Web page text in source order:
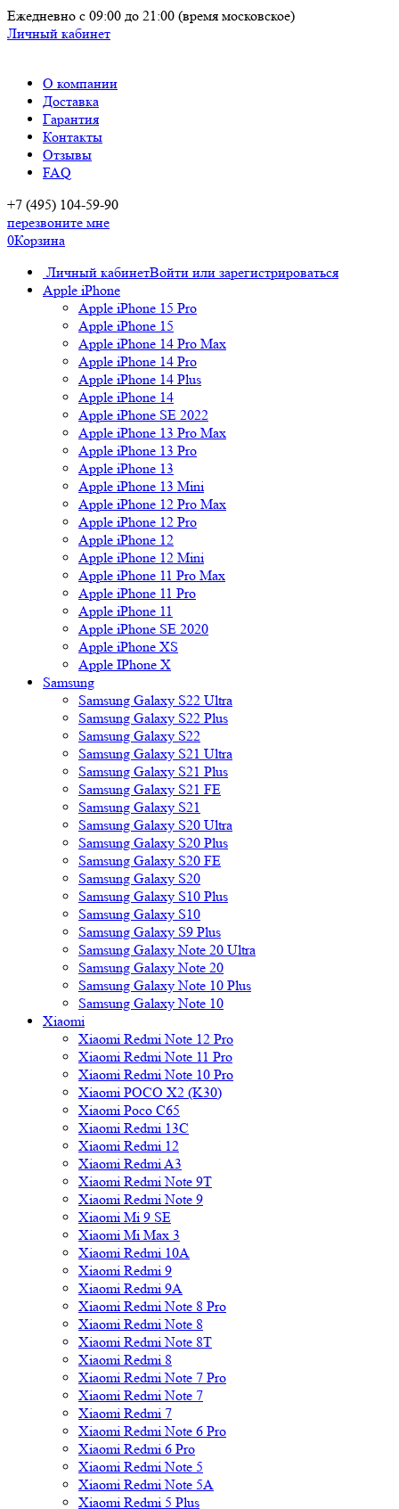
Ежедневно с 09:00 до 21:00 (время московское)
Личный кабинет
О компании
Доставка
Гарантия
Контакты
Отзывы
FAQ
+7 (495) 104-59-90
перезвоните мне
0Корзина
Личный кабинетВойти или зарегистрироваться
Apple iPhone
Apple iPhone 15 Pro
Apple iPhone 15
Apple iPhone 14 Pro Max
Apple iPhone 14 Pro
Apple iPhone 14 Plus
Apple iPhone 14
Apple iPhone SE 2022
Apple iPhone 13 Pro Max
Apple iPhone 13 Pro
Apple iPhone 13
Apple iPhone 13 Mini
Apple iPhone 12 Pro Max
Apple iPhone 12 Pro
Apple iPhone 12
Apple iPhone 12 Mini
Apple iPhone 11 Pro Max
Apple iPhone 11 Pro
Apple iPhone 11
Apple iPhone SE 2020
Apple iPhone XS
Apple IPhone X
Samsung
Samsung Galaxy S22 Ultra
Samsung Galaxy S22 Plus
Samsung Galaxy S22
Samsung Galaxy S21 Ultra
Samsung Galaxy S21 Plus
Samsung Galaxy S21 FE
Samsung Galaxy S21
Samsung Galaxy S20 Ultra
Samsung Galaxy S20 Plus
Samsung Galaxy S20 FE
Samsung Galaxy S20
Samsung Galaxy S10 Plus
Samsung Galaxy S10
Samsung Galaxy S9 Plus
Samsung Galaxy Note 20 Ultra
Samsung Galaxy Note 20
Samsung Galaxy Note 10 Plus
Samsung Galaxy Note 10
Xiaomi
Xiaomi Redmi Note 12 Pro
Xiaomi Redmi Note 11 Pro
Xiaomi Redmi Note 10 Pro
Xiaomi POCO X2 (K30)
Xiaomi Poco C65
Xiaomi Redmi 13C
Xiaomi Redmi 12
Xiaomi Redmi A3
Xiaomi Redmi Note 9T
Xiaomi Redmi Note 9
Xiaomi Mi 9 SE
Xiaomi Mi Max 3
Xiaomi Redmi 10A
Xiaomi Redmi 9
Xiaomi Redmi 9A
Xiaomi Redmi Note 8 Pro
Xiaomi Redmi Note 8
Xiaomi Redmi Note 8T
Xiaomi Redmi 8
Xiaomi Redmi Note 7 Pro
Xiaomi Redmi Note 7
Xiaomi Redmi 7
Xiaomi Redmi Note 6 Pro
Xiaomi Redmi 6 Pro
Xiaomi Redmi Note 5
Xiaomi Redmi Note 5A
Xiaomi Redmi 5 Plus